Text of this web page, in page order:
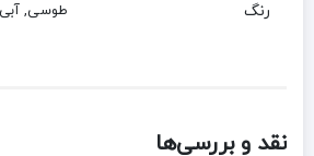
رنگ طوسی,
نقد و بررسی‌ها